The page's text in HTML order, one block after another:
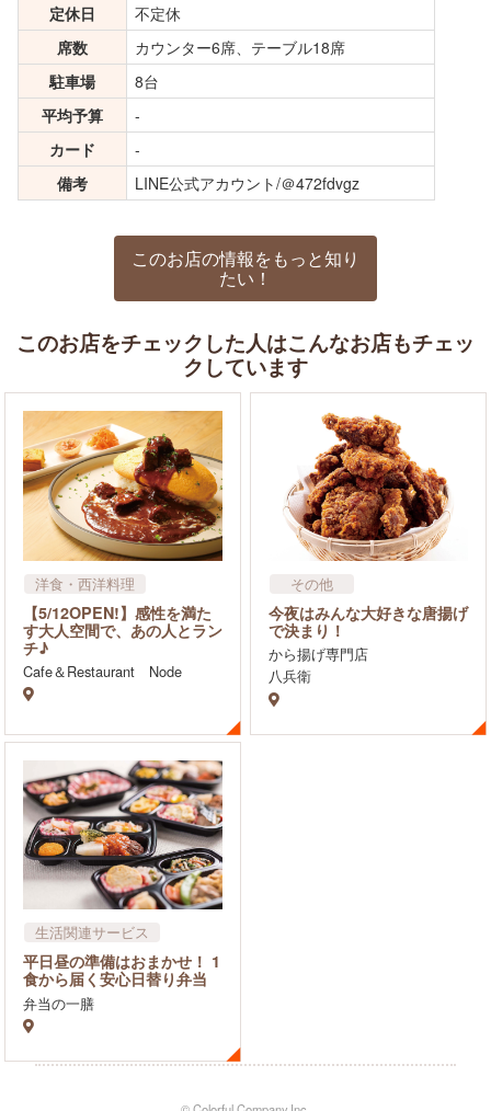
定休日
不定休
席数
カウンター6席、テーブル18席
駐車場
8台
平均予算
-
カード
-
備考
LINE公式アカウント/＠472fdvgz
このお店の情報をもっと知り
たい！
このお店をチェックした人はこんなお店もチェッ
クしています
洋食・西洋料理
カフェ・スイーツ
その他
【5/12OPEN!】感性を満た
す大人空間で、あの人とラン
チ♪
Cafe＆Restaurant Node
その他
今夜はみんな大好きな唐揚げ
で決まり！
から揚げ専門店
八兵衛
生活関連サービス
その他
平日昼の準備はおまかせ！ 1
食から届く安心日替り弁当
弁当の一膳